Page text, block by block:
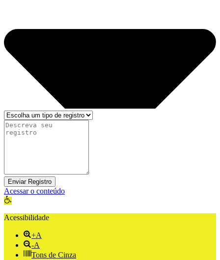
Enviar Registro
Acessar o conteúdo
Abrir a barra de ferramentas
Acessibilidade
+A
-A
Tons de Cinza